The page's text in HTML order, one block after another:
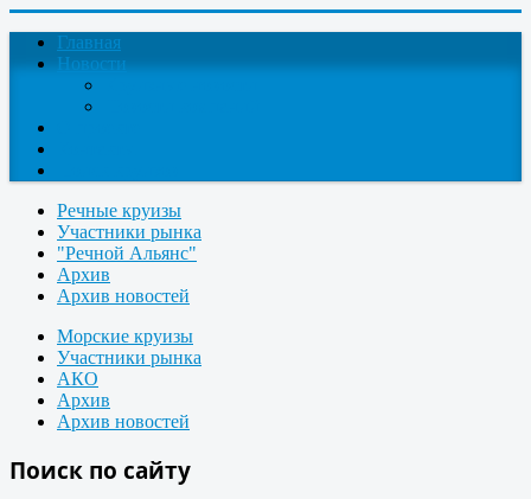
Главная
Новости
Речные круизы
Участники рынка
"Речной Альянс"
Архив
Архив новостей
Морские круизы
Участники рынка
АКО
Архив
Архив новостей
Поиск по сайту